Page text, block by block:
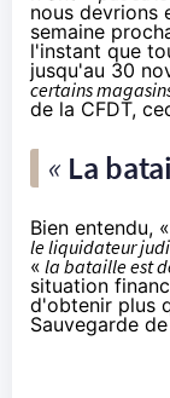
nous devrions
semaine
l'instant que
jusqu'au 30
certains
de la CFDT,
« La
Bien entendu, «
le liquidateur
« la bataille est
situation
d'obtenir plus
Sauvegarde